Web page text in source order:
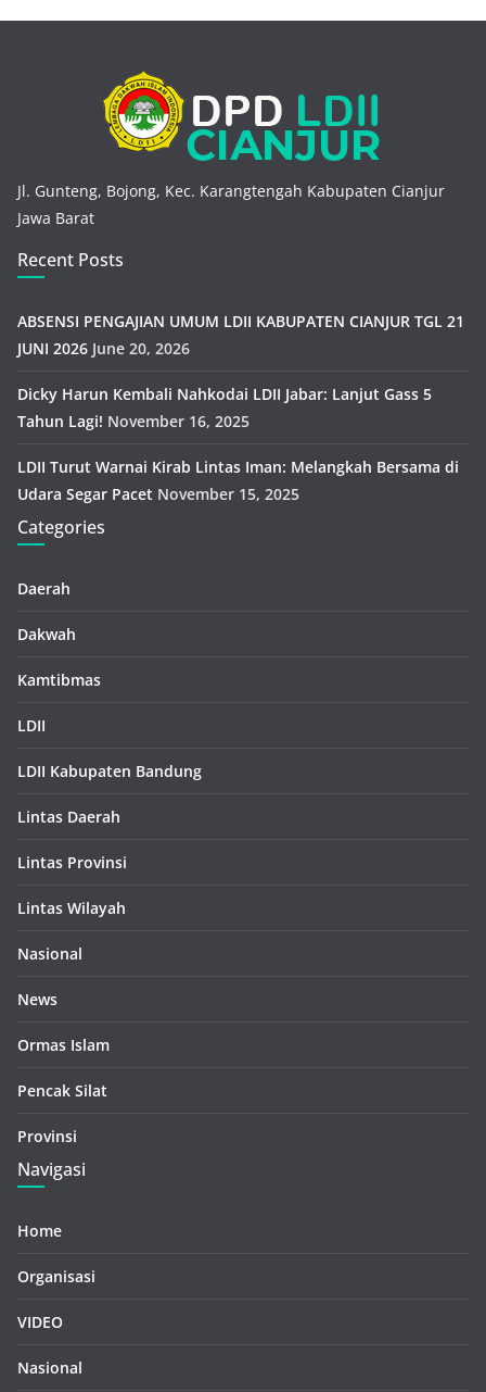
Jl. Gunteng, Bojong, Kec. Karangtengah Kabupaten Cianjur
Jawa Barat
Recent Posts
ABSENSI PENGAJIAN UMUM LDII KABUPATEN CIANJUR TGL 21
JUNI 2026 June 20, 2026
Dicky Harun Kembali Nahkodai LDII Jabar: Lanjut Gass 5
Tahun Lagi! November 16, 2025
LDII Turut Warnai Kirab Lintas Iman: Melangkah Bersama di
Udara Segar Pacet November 15, 2025
Categories
Daerah
Dakwah
Kamtibmas
LDII
LDII Kabupaten Bandung
Lintas Daerah
Lintas Provinsi
Lintas Wilayah
Nasional
News
Ormas Islam
Pencak Silat
Provinsi
Navigasi
Home
Organisasi
VIDEO
Nasional